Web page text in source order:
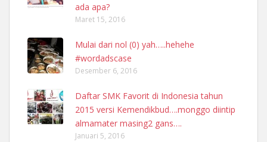
ada apa?
Maret 15, 2016
Mulai dari nol (0) yah…..hehehe
#wordadscase
Desember 6, 2016
Daftar SMK Favorit di Indonesia tahun
2015 versi Kemendikbud….monggo diintip
almamater masing2 gans….
Januari 5, 2016